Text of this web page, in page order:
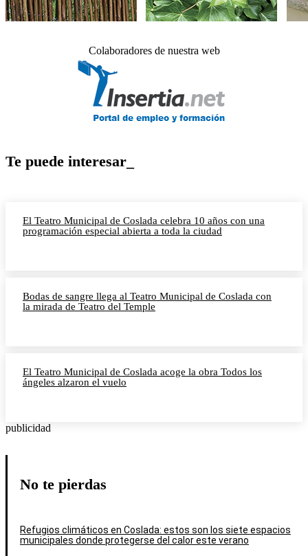
Colaboradores de nuestra web
Te puede interesar_
El Teatro Municipal de Coslada celebra 10 años con una
programación especial abierta a toda la ciudad
Bodas de sangre llega al Teatro Municipal de Coslada con
la mirada de Teatro del Temple
El Teatro Municipal de Coslada acoge la obra Todos los
ángeles alzaron el vuelo
publicidad
No te pierdas
Refugios climáticos en Coslada: estos son los siete espacios
municipales donde protegerse del calor este verano